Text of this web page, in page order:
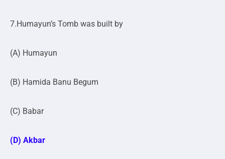
7.Humayun’s Tomb was built by
(A) Humayun
(B) Hamida Banu Begum
(C) Babar
(D) Akbar